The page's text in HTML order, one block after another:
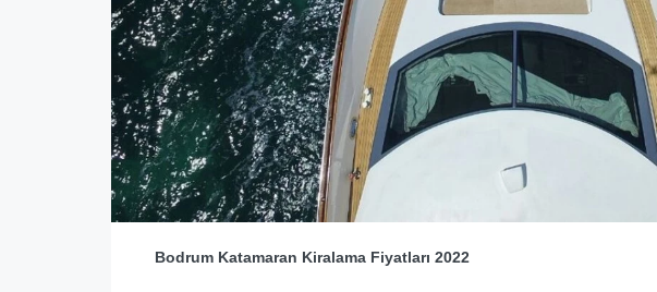
Bodrum Katamaran Kiralama Fiyatları 2022